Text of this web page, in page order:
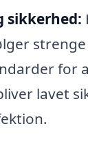
sikkerhed:
strenge
for
lavet